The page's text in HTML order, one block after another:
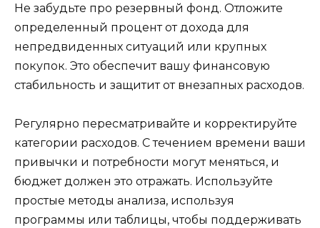
Не забудьте про резервный фонд. Отложите
определенный процент от дохода для
непредвиденных ситуаций или крупных
покупок. Это обеспечит вашу финансовую
стабильность и защитит от внезапных расходов.
Регулярно пересматривайте и корректируйте
категории расходов. С течением времени ваши
привычки и потребности могут меняться, и
бюджет должен это отражать. Используйте
простые методы анализа, используя
программы или таблицы, чтобы поддерживать